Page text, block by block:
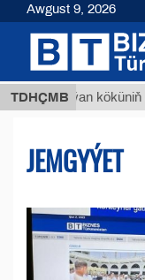
TDHÇMB
köküniň
JEMGYÝET
Awgust 9, 2026